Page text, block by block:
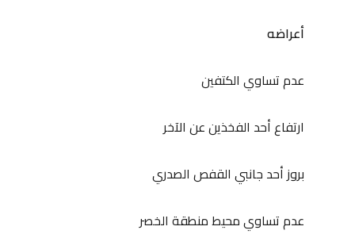
أعراضه
عدم تساوي الكتفين
ارتفاع أحد الفخذين عن الآخر
بروز أحد جانبي القفص الصدري
عدم تساوي محيط منطقة الخصر